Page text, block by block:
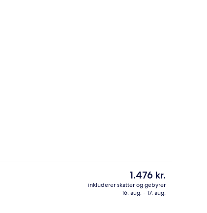
Behandlingsrum til par, sauna,
Den
nuværende
pris
1.476 kr.
inkluderer skatter og gebyrer
16. aug. - 17. aug.